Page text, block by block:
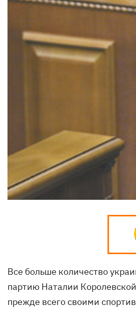
Все больше количество
партию Наталии
прежде всего своими